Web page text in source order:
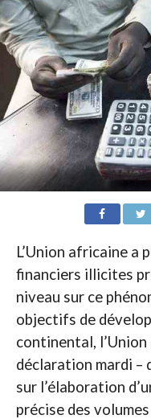
L’Union africaine a
financiers illicites
niveau sur ce
objectifs de
continental, l’Union
déclaration mardi –
sur l’élaboration
précise des